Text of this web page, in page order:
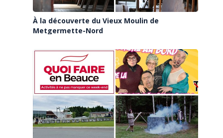
À la découverte du Vieux Moulin de
Metgermette-Nord